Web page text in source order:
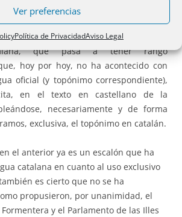
Ver preferencias
Política de PrivacidadAviso Legal
en España y en el extranjero, de tal
ante una conquista irrefutable, un
el ámbito de uso oficial de la forma
que pasa a tener rango
hoy por hoy, no ha acontecido con
oficial (y topónimo correspondiente),
en el texto en castellano de la
necesariamente y de forma
exclusiva, el topónimo en catalán.
el anterior ya es un escalón que ha
catalana en cuanto al uso exclusivo
es cierto que no se ha
propusieron, por unanimidad, el
y el Parlamento de las Illes